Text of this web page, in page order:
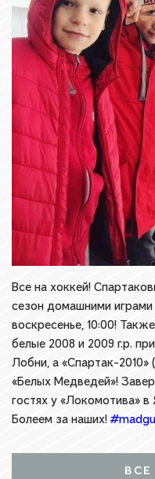
Все на хоккей!
сезон домашними играми
воскресенье, 10:00!
белые 2008 и 2009 г.р.
Лобни, а «Спартак-2010»
«Белых Медведей»!
гостях у «Локомотива» в
Болеем за наших!